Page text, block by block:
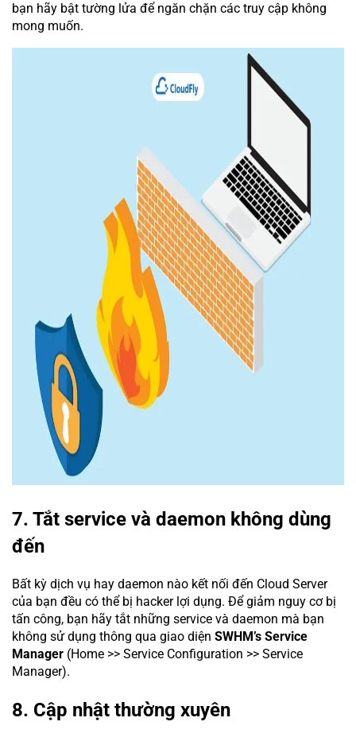
bạn hãy bật tường lửa để ngăn chặn các truy cập không
mong muốn.
7. Tắt service và daemon không dùng
đến
Bất kỳ dịch vụ hay daemon nào kết nối đến Cloud Server
của bạn đều có thể bị hacker lợi dụng. Để giảm nguy cơ bị
tấn công, bạn hãy tắt những service và daemon mà bạn
không sử dụng thông qua giao diện SWHM’s Service
Manager (Home >> Service Configuration >> Service
Manager).
8. Cập nhật thường xuyên